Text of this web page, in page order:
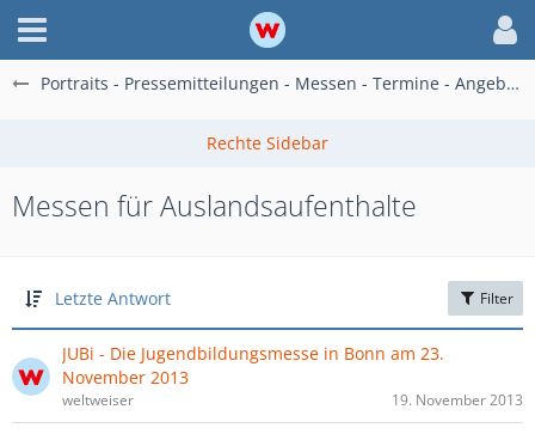
Portraits - Pressemitteilungen - Messen - Termine - Angebote
Messen für Auslandsaufenthalte
Letzte Antwort Filter
JUBi - Die Jugendbildungsmesse in Bonn am 23.
November 2013
weltweiser 19. November 2013